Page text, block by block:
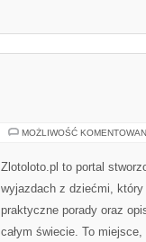
MOŻLIWOŚĆ
Zlotoloto.pl to portal
wyjazdach z dziećmi, który
praktyczne porady oraz
całym świecie. To